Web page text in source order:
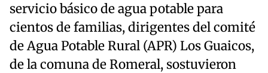
servicio básico de agua potable para
cientos de familias, dirigentes del comité
de Agua Potable Rural (APR) Los Guaicos,
de la comuna de Romeral, sostuvieron